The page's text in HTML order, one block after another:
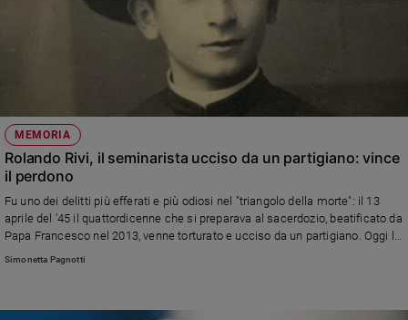
MEMORIA
Rolando Rivi, il seminarista ucciso da un partigiano: vince
il perdono
Fu uno dei delitti più efferati e più odiosi nel "triangolo della morte": il 13
aprile del ’45 il quattordicenne che si preparava al sacerdozio, beatificato da
Papa Francesco nel 2013, venne torturato e ucciso da un partigiano. Oggi la
figlia Meris Corghi chiede perdono per il delitto. Il vescovo di Reggio Emilia
Simonetta Pagnotti